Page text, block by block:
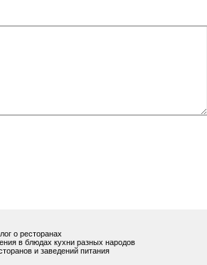
о ресторанах
в блюдах кухни разных народов
и заведений питания